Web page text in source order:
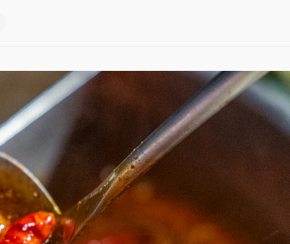
遭駁 理由曝光
車 周六起展出延長至晚上7時
羈押庭
降雨熱區曝